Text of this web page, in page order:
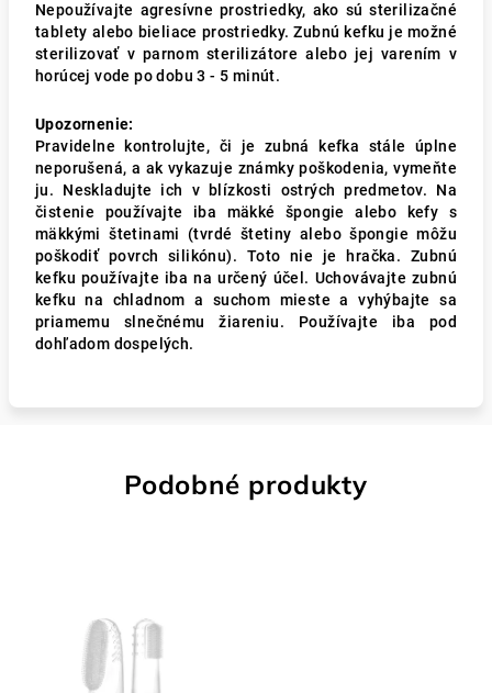
Nepoužívajte agresívne prostriedky, ako sú sterilizačné
tablety alebo bieliace prostriedky. Zubnú kefku je možné
sterilizovať v parnom sterilizátore alebo jej varením v
horúcej vode po dobu 3 - 5 minút.
Upozornenie:
Pravidelne kontrolujte, či je zubná kefka stále úplne
neporušená, a ak vykazuje známky poškodenia, vymeňte
ju. Neskladujte ich v blízkosti ostrých predmetov. Na
čistenie používajte iba mäkké špongie alebo kefy s
mäkkými štetinami (tvrdé štetiny alebo špongie môžu
poškodiť povrch silikónu). Toto nie je hračka. Zubnú
kefku používajte iba na určený účel. Uchovávajte zubnú
kefku na chladnom a suchom mieste a vyhýbajte sa
priamemu slnečnému žiareniu. Používajte iba pod
dohľadom dospelých.
Podobné produkty